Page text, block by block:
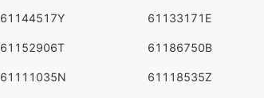
61144517Y 61133171E
61152906T 61186750B
61111035N 61118535Z